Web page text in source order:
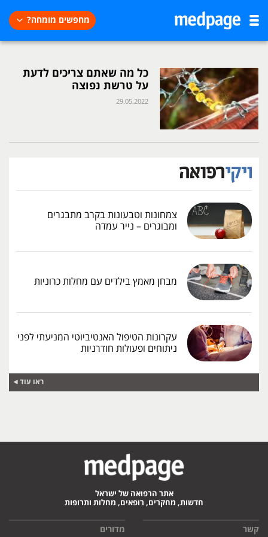
מחפשים מומחה?
כל מה שאתם צריכים לדעת
על טרשת נפוצה
29.05.2022
צמחונות וטבעונות בקרב מתבגרים
ומבוגרים – נייר עמדה
מבחן מאמץ בילדים עם מחלות כרוניות
עקרונות הטיפול האנטיביוטי המניעתי לפני
ניתוחים ופעולות חודרניות
ראו עוד
אתר הרפואה של ישראל
חדשות, מחקרים, רופאים, מחלות ותרופות
קשר מדורים